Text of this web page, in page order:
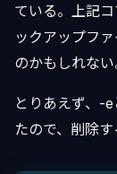
ている。上記
ックアップフ
のかもしれない
とりあえず、-
たので、削除